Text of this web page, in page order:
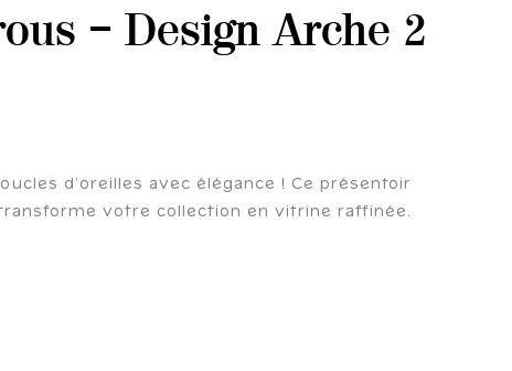
– Design Arche 2
d’oreilles avec élégance ! Ce présentoir
votre collection en vitrine raffinée.